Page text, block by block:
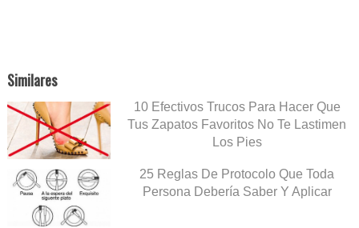
Similares
10 Efectivos Trucos Para Hacer Que
Tus Zapatos Favoritos No Te Lastimen
Los Pies
25 Reglas De Protocolo Que Toda
Persona Debería Saber Y Aplicar